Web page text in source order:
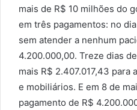
mais de R$ 10 milhões do
em três pagamentos: no
sem atender a nenhum
4.200.000,00. Treze dias
mais R$ 2.407.017,43 para
e mobiliários. E em 8 de
pagamento de R$